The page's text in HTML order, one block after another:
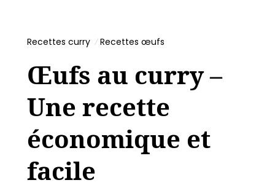
Recettes curry Recettes œufs
Œufs au curry –
Une recette
économique et
facile